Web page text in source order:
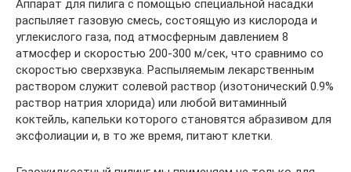
Аппарат для пилига с помощью специальной насадки
распыляет газовую смесь, состоящую из кислорода и
углекислого газа, под атмосферным давлением 8
атмосфер и скоростью 200-300 м/сек, что сравнимо со
скоростью сверхзвука. Распыляемым лекарственным
раствором служит солевой раствор (изотонический 0.9%
раствор натрия хлорида) или любой витаминный
коктейль, капельки которого становятся абразивом для
эксфолиации и, в то же время, питают клетки.